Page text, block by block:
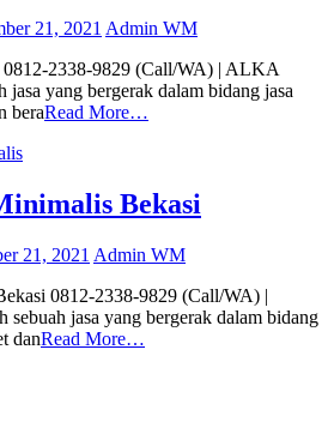
21, 2021 Admin WM
0812-2338-9829 (Call/WA) | ALKA
jasa yang bergerak dalam bidang jasa
beraRead More…
Bekasi
21, 2021 Admin WM
0812-2338-9829 (Call/WA) |
jasa yang bergerak dalam bidang
danRead More…